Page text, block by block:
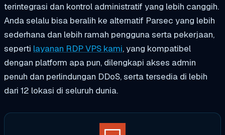
terintegrasi dan kontrol administratif yang lebih canggih.
Anda selalu bisa beralih ke alternatif Parsec yang lebih
sederhana dan lebih ramah pengguna serta pekerjaan,
seperti layanan RDP VPS kami, yang kompatibel
dengan platform apa pun, dilengkapi akses admin
penuh dan perlindungan DDoS, serta tersedia di lebih
dari 12 lokasi di seluruh dunia.